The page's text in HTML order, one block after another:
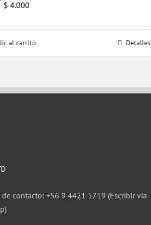
El
original
era:
$ 4.000
actual
es:
al carrito Detalles
contacto: +56 9 4421 5719 (Escribir vía